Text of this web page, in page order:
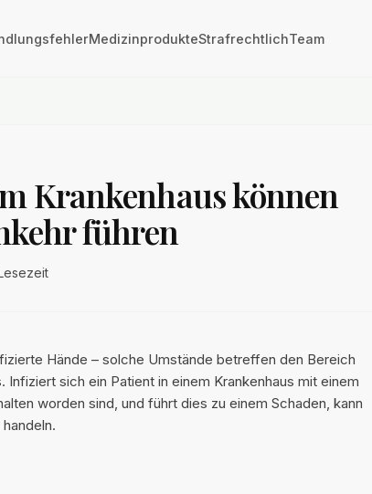
MedizinprodukteStrafrechtlichTeam
Krankenhaus können
führen
Hände – solche Umstände betreffen den Bereich
Infiziert sich ein Patient in einem Krankenhaus mit einem
worden sind, und führt dies zu einem Schaden, kann
handeln.